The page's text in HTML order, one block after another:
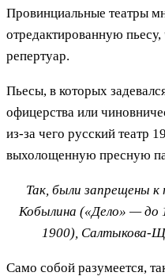
Провинциальные театры
отредактированную пьесу,
репертуар.
Пьесы, в которых
офицерства или
из-за чего русский театр
выхолощенную пресную
Так, были запрещены к
Кобылина («Дело» — до
1900), Салтыкова-
Само собой разумеется,